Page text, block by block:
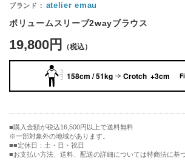
atelier emau
ボリュームスリーブ2wayブラウス
19,800円
158cm / 51kg Crotch +3cm
購入金額が税込16,500円以上で送料無料
※一部対象外の地域があります。
■定休日：土・日・祝日
■お支払い方法、送料、配送の詳細については特商法に基